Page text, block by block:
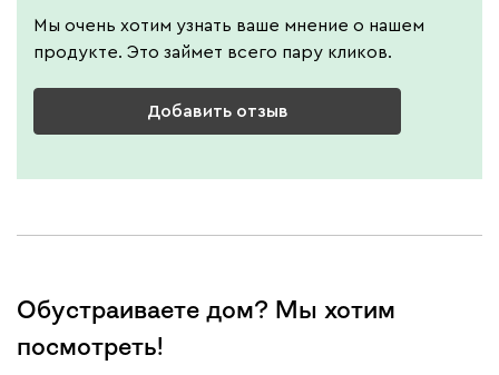
Мы очень хотим узнать ваше мнение о нашем
продукте. Это займет всего пару кликов.
Добавить отзыв
Обустраиваете дом? Мы хотим
посмотреть!